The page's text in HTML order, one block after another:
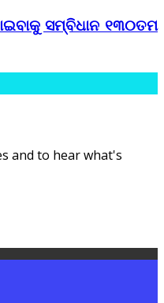
ସମ୍ବିଧାନ ୧୩୦ତମ
and to hear what's